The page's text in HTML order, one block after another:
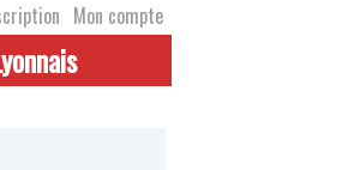
Mon compte